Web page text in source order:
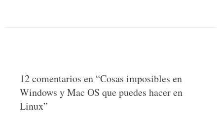
12 comentarios en “Cosas imposibles en
Windows y Mac OS que puedes hacer en
Linux”